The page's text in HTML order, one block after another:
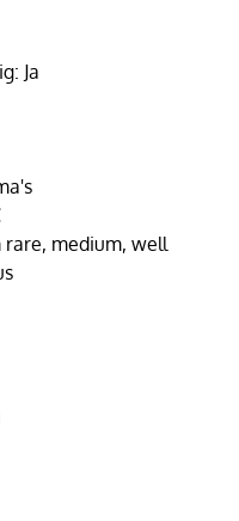
Ja
rare, medium, well